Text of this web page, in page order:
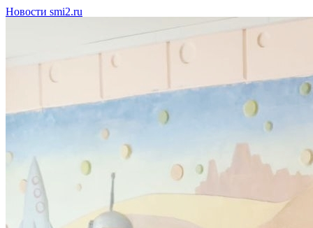
Новости smi2.ru